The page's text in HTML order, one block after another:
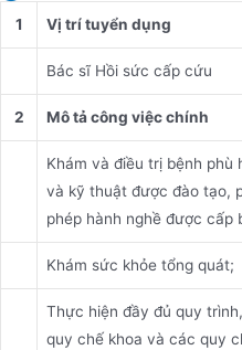
1
Vị trí tuyển dụng
Bác sĩ Hồi sức cấp cứu
2 Mô tả công việc chính
Khám và điều trị bệnh phù
và kỹ thuật được đào tạo,
phép hành nghề được cấp
Khám sức khỏe tổng quát;
Thực hiện đầy đủ quy
quy chế khoa và các quy